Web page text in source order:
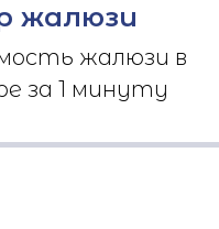
жалюзи
жалюзи в
за 1 минуту